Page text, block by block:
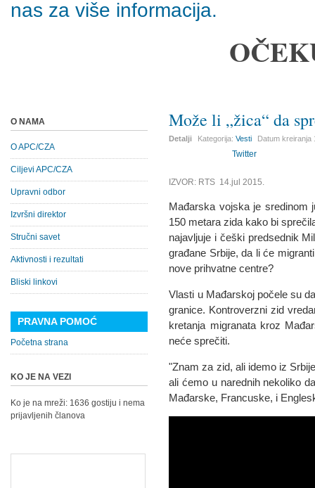
nas za više informacija.
Može li „žica“ da
Detalji Kategorija:Vesti Datum kreiranja
Twitter
IZVOR: RTS 14.jul 2015.
Mađarska vojska je sredinom
150 metara zida kako bi
najavljuje i češki predsednik
građane Srbije, da li će
nove prihvatne centre?
Vlasti u Mađarskoj počele su
granice. Kontroverzni zid
kretanja migranata kroz
neće sprečiti.
"Znam za zid, ali idemo iz
ali ćemo u narednih nekoliko
Mađarske, Francuske, i
O NAMA
O APC/CZA
Ciljevi APC/CZA
Upravni odbor
Izvršni direktor
Stručni savet
Aktivnosti i rezultati
Bliski linkovi
PRAVNA POMOĆ
Početna strana
KO JE NA VEZI
Ko je na mreži: 1636 gostiju i nema
prijavljenih članova